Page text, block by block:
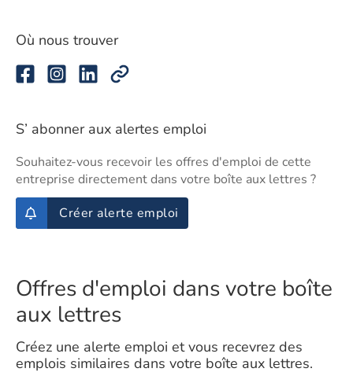
Où nous trouver
S’ abonner aux alertes emploi
Souhaitez-vous recevoir les offres d'emploi de cette
entreprise directement dans votre boîte aux lettres ?
Créer alerte emploi
Offres d'emploi dans votre boîte
aux lettres
Créez une alerte emploi et vous recevrez des
emplois similaires dans votre boîte aux lettres.